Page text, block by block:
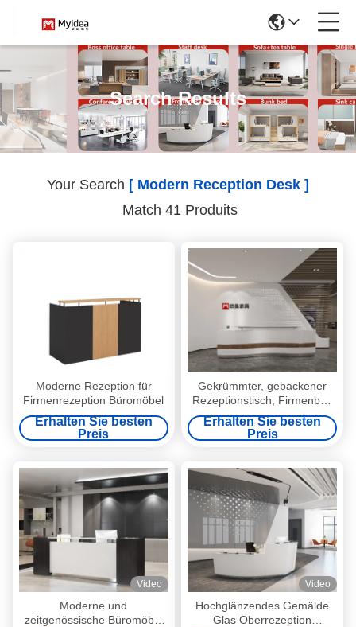
Search Results
Your Search [ Modern Reception Desk ]
Match 41 Produits
Moderne Rezeption für
Firmenrezeption Büromöbel
Erhalten Sie besten
Preis
Gekrümmter, gebackener
Rezeptionstisch, Firmenbar,
Schönheitsklinik, Zahnklinik,
kreisförmiger Kassierer,
einfacher und moderner
Erhalten Sie besten
Preis
Video
Moderne und
zeitgenössische Büromöbel
Video
Hochglänzendes Gemälde
Glas Oberrezeption